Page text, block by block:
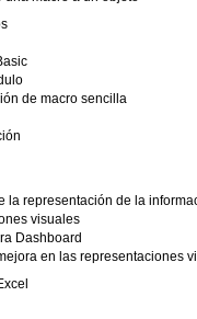
de macro sencilla
la representación de la
visuales
Dashboard
en las representaciones